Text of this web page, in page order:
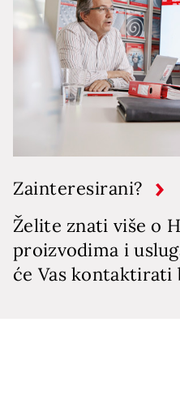
Zainteresirani?
Želite znati više o
proizvodima i
će Vas kontaktirati